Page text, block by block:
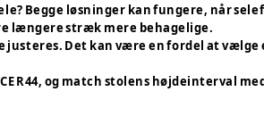
Begge løsninger kan fungere, når
længere stræk mere behagelige.
Det kan være en fordel at
R44, og match stolens højdeinterval